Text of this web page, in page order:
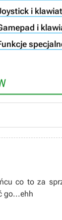
i
i
co to za
go...ehh